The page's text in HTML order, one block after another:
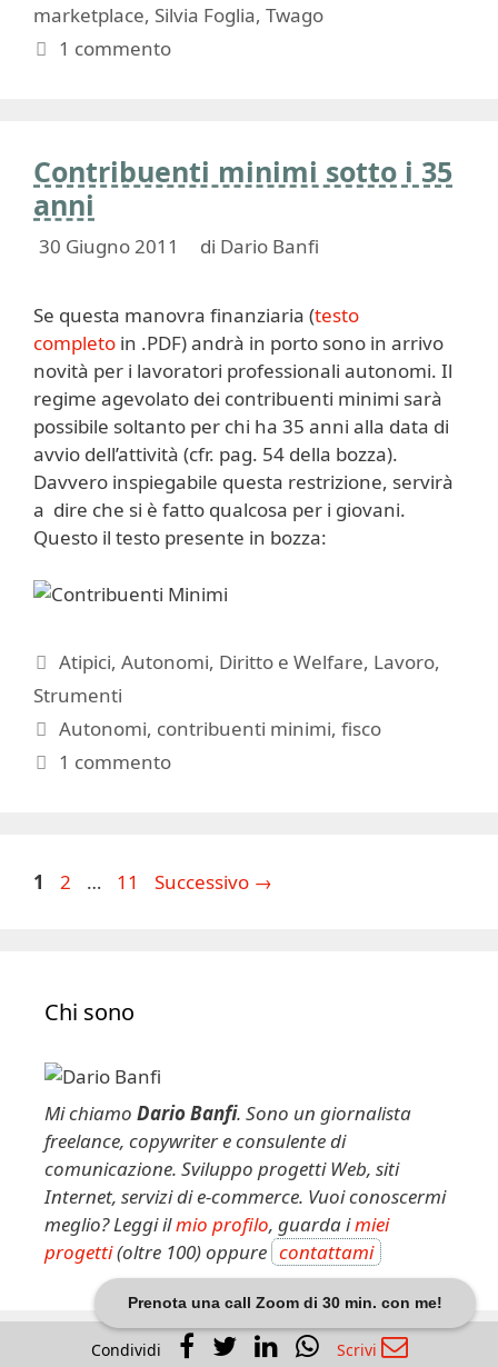
Prenota una call Zoom di 30 min. con me!
marketplace, Silvia Foglia, Twago
1 commento
Contribuenti minimi sotto i 35
anni
30 Giugno 2011 di Dario Banfi
Se questa manovra finanziaria (testo
completo in .PDF) andrà in porto sono in arrivo
novità per i lavoratori professionali autonomi. Il
regime agevolato dei contribuenti minimi sarà
possibile soltanto per chi ha 35 anni alla data di
avvio dell’attività (cfr. pag. 54 della bozza).
Davvero inspiegabile questa restrizione, servirà
a dire che si è fatto qualcosa per i giovani.
Questo il testo presente in bozza:
Categorie
Atipici,Autonomi, Diritto e Welfare, Lavoro,
Strumenti
Tag
Autonomi, contribuenti minimi,fisco
1 commento
Pagina
1 Pagina
2 … Pagina
11 Successivo →
Chi sono
Mi chiamo Dario Banfi. Sono un giornalista
freelance, copywriter e consulente di
comunicazione. Sviluppo progetti Web, siti
Internet, servizi di e-commerce. Vuoi conoscermi
meglio? Leggi ilmio profilo, guarda imiei
progetti(oltre 100) oppure contattami
Condividi Scrivi